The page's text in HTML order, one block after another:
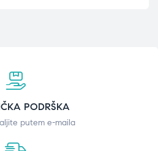
PODRŠKA
putem e-maila